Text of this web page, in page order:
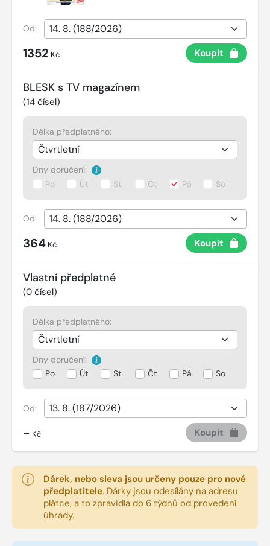
Od:
1352 Kč Koupit
BLESK s TV magazínem
(14 čísel)
Délka předplatného:
Dny doručení:
Po
Út St Čt Pá So
Od:
364 Kč Koupit
Vlastní předplatné
(0 čísel)
Délka předplatného:
Dny doručení:
Po
Út St Čt Pá So
Od:
- Kč Koupit
Dárek, nebo sleva jsou určeny pouze pro nové
předplatitele. Dárky jsou odesílány na adresu
plátce, a to zpravidla do 6 týdnů od provedení
úhrady.